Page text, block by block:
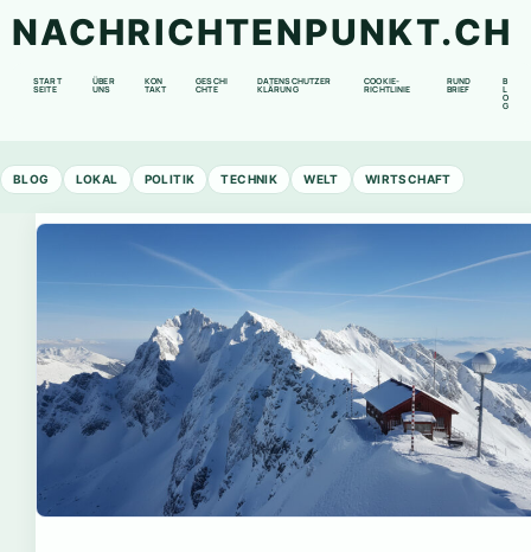
NACHRICHTENPUNKT.CH
START
SEITE
ÜBER
UNS
KON
TAKT
GESCHI
CHTE
DATENSCHUTZER
KLÄRUNG
COOKIE-
RICHTLINIE
RUND
BRIEF
B
L
O
G
BLOG LOKAL POLITIK TECHNIK WELT WIRTSCHAFT